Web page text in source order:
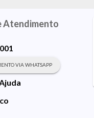
Atendimento
VIA WHATSAPP